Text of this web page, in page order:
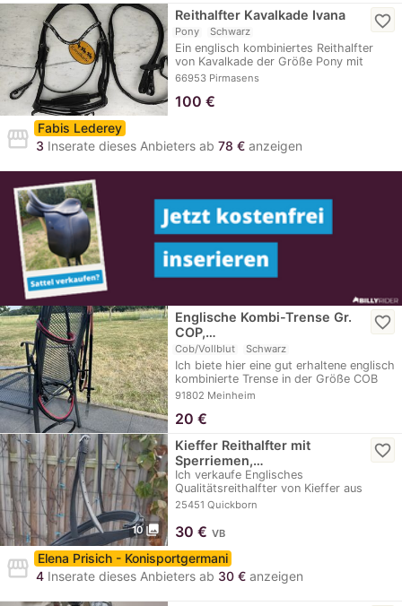
Reithalfter Kavalkade Ivana
Pony Schwarz
Ein englisch kombiniertes Reithalfter
von Kavalkade der Größe Pony mit
gebogenem…
66953 Pirmasens
favorite_border
100 €
storefront
Fabis Lederey
3 Inserate dieses Anbieters ab 78 € anzeigen
Englische Kombi-Trense Gr.
COP,…
Cob/Vollblut Schwarz
Ich biete hier eine gut erhaltene englisch
kombinierte Trense in der Größe COB
an.…
91802 Meinheim
favorite_border
20 €
10 photo_library
Kieffer Reithalfter mit
Sperriemen,…
Ich verkaufe Englisches
Qualitätsreithalfter von Kieffer aus
echtem Leder mit…
25451 Quickborn
favorite_border
30 € VB
storefront
Elena Prisich - Konisportgermani
4 Inserate dieses Anbieters ab 30 € anzeigen